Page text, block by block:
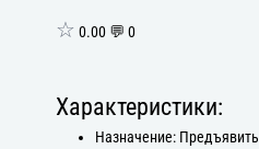
☆ 0.00 💬 0
Характеристики:
Назначение: Предъявить